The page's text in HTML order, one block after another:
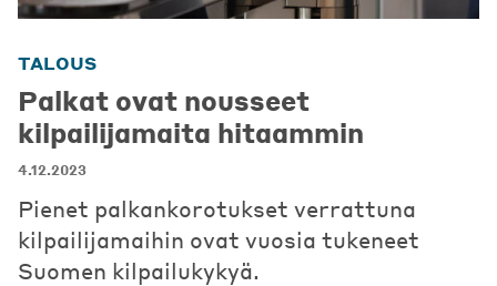
TALOUS
Palkat ovat nousseet
kilpailijamaita hitaammin
4.12.2023
Pienet palkankorotukset verrattuna
kilpailijamaihin ovat vuosia tukeneet
Suomen kilpailukykyä.